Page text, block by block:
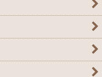
(全商品)